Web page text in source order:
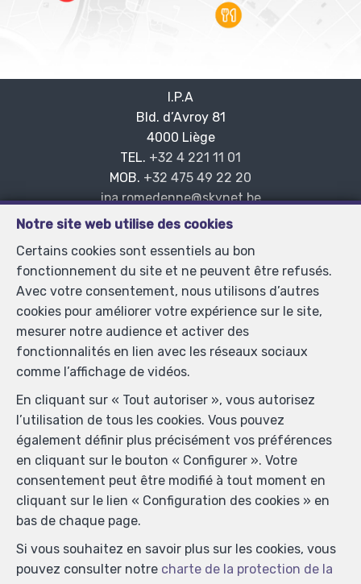
Notre site web utilise des cookies
Certains cookies sont essentiels au bon
fonctionnement du site et ne peuvent être refusés.
Avec votre consentement, nous utilisons d’autres
cookies pour améliorer votre expérience sur le site,
mesurer notre audience et activer des
fonctionnalités en lien avec les réseaux sociaux
comme l’affichage de vidéos.
En cliquant sur « Tout autoriser », vous autorisez
l’utilisation de tous les cookies. Vous pouvez
également définir plus précisément vos préférences
en cliquant sur le bouton « Configurer ». Votre
consentement peut être modifié à tout moment en
cliquant sur le lien « Configuration des cookies » en
bas de chaque page.
Si vous souhaitez en savoir plus sur les cookies, vous
pouvez consulter notre charte de la protection de la
I.P.A
—
Bld. d’Avroy 81
—
4000 Liège
TEL. +32 4 221 11 01
—
MOB. +32 475 49 22 20
—
ipa.romedenne@skynet.be
Agent immobilier intermédiaire et agent immobilier
syndic agréé IPI sous le numéro 104.008 en Belgique -
N° entreprise : TVA BE-0445.586.920- Instance de
contrôle: Institut professionnel des agents immobiliers,
rue du Luxembourg 16B, 1000 Bruxelles (+32 2 505 38
50 - info@ipi.be) - Soumis au
RC professionnelle et cautionnement via AXA Belgium
SA, Place du Trône 1, 1000 Bruxelles – police n°
730.390.160. Couverture valable pour les activités
réalisées en Belgique
Charte de la protection de la vie privée
Configuration des cookies